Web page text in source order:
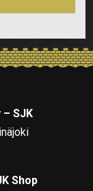
SJK
Shop